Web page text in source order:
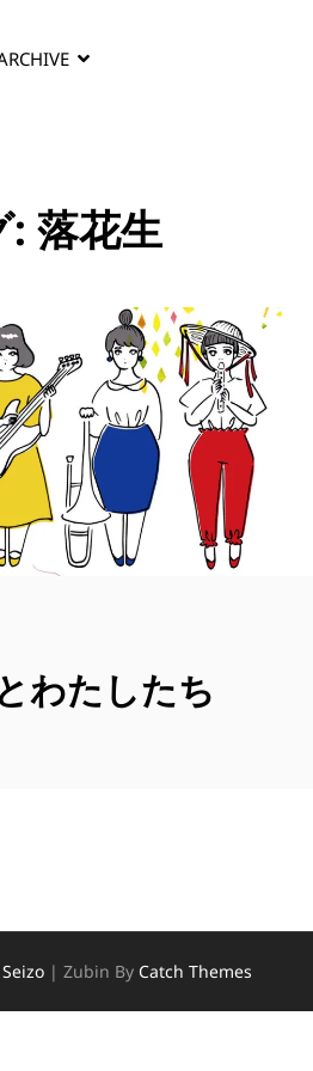
: 落花生
わたしたち
Seizo | Zubin By Catch Themes